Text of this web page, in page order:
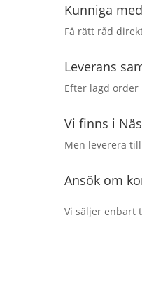
Kunniga
Få rätt råd
Leverans
Efter lagd order
Vi finns i
Men leverera
Ansök om
Vi säljer enbart